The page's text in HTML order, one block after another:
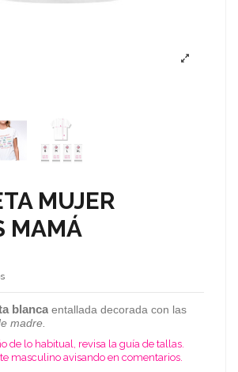
MUJER
MAMÁ
blanca entallada decorada con las
madre.
de lo habitual, revisa la guía de tallas.
masculino avisando en comentarios.